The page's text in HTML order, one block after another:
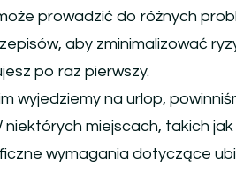
prowadzić do różnych
aby zminimalizować
po raz pierwszy.
wyjedziemy na urlop,
niektórych miejscach, takich
wymagania dotyczące